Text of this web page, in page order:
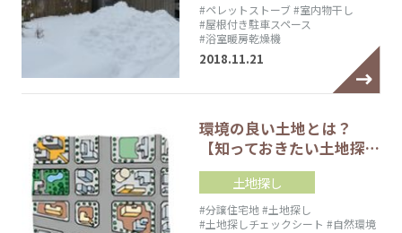
#ペレットストーブ#室内物干し
#屋根付き駐車スペース
#浴室暖房乾燥機
2018.11.21
環境の良い土地とは？
【知っておきたい土地探…
土地探し
#分譲住宅地#土地探し
#土地探しチェックシート #自然環境